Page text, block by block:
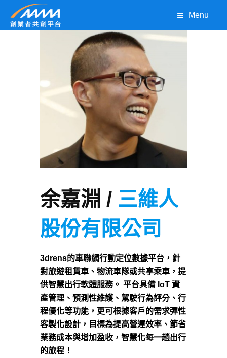
Menu
余嘉淵 / 三維人
股份有限公司
3drens的車聯網行動定位數據平台，針
對旅遊租賃車、物流車隊或共享乘車，提
供智慧出行軟體服務。 平台具備 IoT 資
產管理、預測性維護、駕駛行為評分、行
程優化等功能，更可根據客戶的需求彈性
客製化設計，目標為提高營運效率、節省
業務成本與增加盈收，智慧化每一趟出行
的旅程！